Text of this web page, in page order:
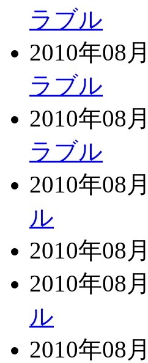
ラブル
2010年08
ラブル
2010年08
ラブル
2010年08
ル
2010年08
2010年08
ル
2010年08